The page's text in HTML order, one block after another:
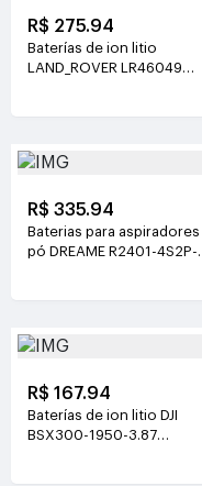
R$ 275.94
Baterías de ion litio
LAND_ROVER LR46049
R$ 335.94
Baterias para
pó DREAME R2401-4S2P-
R$ 167.94
Baterías de ion litio DJI
BSX300-1950-3.87